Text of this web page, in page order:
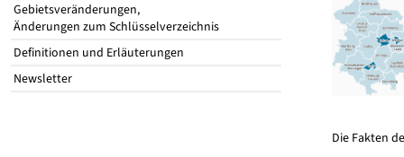
Gebietsveränderungen,
Änderungen zum Schlüsselverzeichnis
Definitionen und Erläuterungen
Newsletter
Die Fakten